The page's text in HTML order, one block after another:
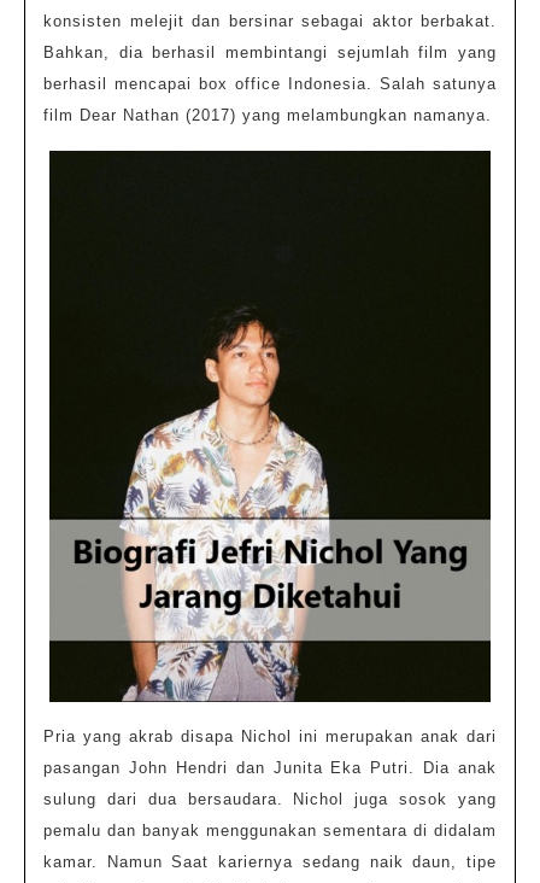
konsisten melejit dan bersinar sebagai aktor berbakat.
Bahkan, dia berhasil membintangi sejumlah film yang
berhasil mencapai box office Indonesia. Salah satunya
film Dear Nathan (2017) yang melambungkan namanya.
Pria yang akrab disapa Nichol ini merupakan anak dari
pasangan John Hendri dan Junita Eka Putri. Dia anak
sulung dari dua bersaudara. Nichol juga sosok yang
pemalu dan banyak menggunakan sementara di didalam
kamar. Namun Saat kariernya sedang naik daun, tipe